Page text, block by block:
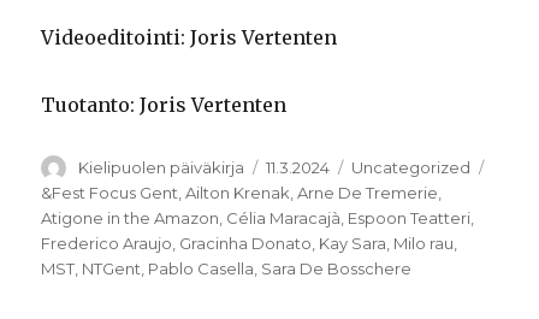
Videoeditointi: Joris Vertenten
Tuotanto: Joris Vertenten
Kirjoittaja
Kielipuolen päiväkirja Julkaistu
11.3.2024 Kategoriat
Uncategorized
&Fest Focus Gent,Ailton Krenak,Arne De Tremerie,
Atigone in the Amazon, Célia Maracajà, Espoon Teatteri,
Frederico Araujo, Gracinha Donato, Kay Sara, Milo rau,
MST, NTGent, Pablo Casella, Sara De Bosschere